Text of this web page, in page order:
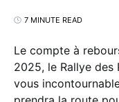
7 MINUTE READ
Le compte à
2025, le Rallye des
vous